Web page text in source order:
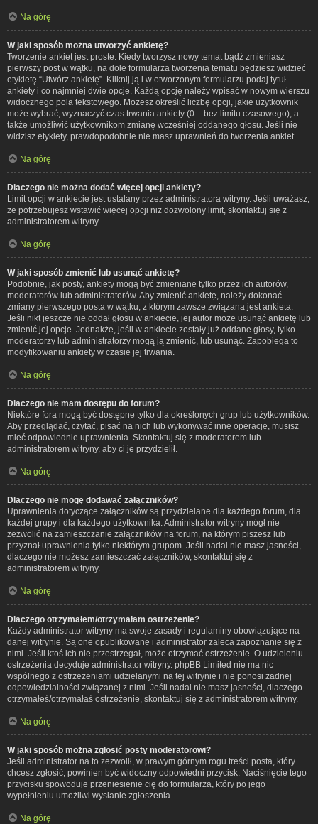
Na górę
W jaki sposób można utworzyć ankietę?
Tworzenie ankiet jest proste. Kiedy tworzysz nowy temat bądź zmieniasz
pierwszy post w wątku, na dole formularza tworzenia tematu będziesz widzieć
etykietę “Utwórz ankietę”. Kliknij ją i w otworzonym formularzu podaj tytuł
ankiety i co najmniej dwie opcje. Każdą opcję należy wpisać w nowym wierszu
widocznego pola tekstowego. Możesz określić liczbę opcji, jakie użytkownik
może wybrać, wyznaczyć czas trwania ankiety (0 – bez limitu czasowego), a
także umożliwić użytkownikom zmianę wcześniej oddanego głosu. Jeśli nie
widzisz etykiety, prawdopodobnie nie masz uprawnień do tworzenia ankiet.
Na górę
Dlaczego nie można dodać więcej opcji ankiety?
Limit opcji w ankiecie jest ustalany przez administratora witryny. Jeśli uważasz,
że potrzebujesz wstawić więcej opcji niż dozwolony limit, skontaktuj się z
administratorem witryny.
Na górę
W jaki sposób zmienić lub usunąć ankietę?
Podobnie, jak posty, ankiety mogą być zmieniane tylko przez ich autorów,
moderatorów lub administratorów. Aby zmienić ankietę, należy dokonać
zmiany pierwszego posta w wątku, z którym zawsze związana jest ankieta.
Jeśli nikt jeszcze nie oddał głosu w ankiecie, jej autor może usunąć ankietę lub
zmienić jej opcje. Jednakże, jeśli w ankiecie zostały już oddane głosy, tylko
moderatorzy lub administratorzy mogą ją zmienić, lub usunąć. Zapobiega to
modyfikowaniu ankiety w czasie jej trwania.
Na górę
Dlaczego nie mam dostępu do forum?
Niektóre fora mogą być dostępne tylko dla określonych grup lub użytkowników.
Aby przeglądać, czytać, pisać na nich lub wykonywać inne operacje, musisz
mieć odpowiednie uprawnienia. Skontaktuj się z moderatorem lub
administratorem witryny, aby ci je przydzielił.
Na górę
Dlaczego nie mogę dodawać załączników?
Uprawnienia dotyczące załączników są przydzielane dla każdego forum, dla
każdej grupy i dla każdego użytkownika. Administrator witryny mógł nie
zezwolić na zamieszczanie załączników na forum, na którym piszesz lub
przyznał uprawnienia tylko niektórym grupom. Jeśli nadal nie masz jasności,
dlaczego nie możesz zamieszczać załączników, skontaktuj się z
administratorem witryny.
Na górę
Dlaczego otrzymałem/otrzymałam ostrzeżenie?
Każdy administrator witryny ma swoje zasady i regulaminy obowiązujące na
danej witrynie. Są one opublikowane i administrator zaleca zapoznanie się z
nimi. Jeśli ktoś ich nie przestrzegał, może otrzymać ostrzeżenie. O udzieleniu
ostrzeżenia decyduje administrator witryny. phpBB Limited nie ma nic
wspólnego z ostrzeżeniami udzielanymi na tej witrynie i nie ponosi żadnej
odpowiedzialności związanej z nimi. Jeśli nadal nie masz jasności, dlaczego
otrzymałeś/otrzymałaś ostrzeżenie, skontaktuj się z administratorem witryny.
Na górę
W jaki sposób można zgłosić posty moderatorowi?
Jeśli administrator na to zezwolił, w prawym górnym rogu treści posta, który
chcesz zgłosić, powinien być widoczny odpowiedni przycisk. Naciśnięcie tego
przycisku spowoduje przeniesienie cię do formularza, który po jego
wypełnieniu umożliwi wysłanie zgłoszenia.
Na górę